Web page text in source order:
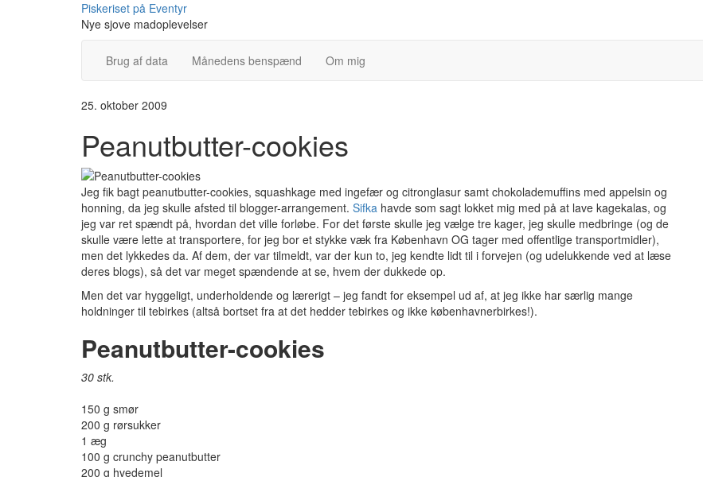
Piskeriset på Eventyr
Nye sjove madoplevelser
Brug af data Månedens benspænd Om mig
25. oktober 2009
Peanutbutter-cookies
Jeg fik bagt peanutbutter-cookies, squashkage med ingefær og citronglasur samt chokolademuffins med appelsin og
honning, da jeg skulle afsted til blogger-arrangement. Sifka havde som sagt lokket mig med på at lave kagekalas, og
jeg var ret spændt på, hvordan det ville forløbe. For det første skulle jeg vælge tre kager, jeg skulle medbringe (og de
skulle være lette at transportere, for jeg bor et stykke væk fra København OG tager med offentlige transportmidler),
men det lykkedes da. Af dem, der var tilmeldt, var der kun to, jeg kendte lidt til i forvejen (og udelukkende ved at læse
deres blogs), så det var meget spændende at se, hvem der dukkede op.
Men det var hyggeligt, underholdende og lærerigt – jeg fandt for eksempel ud af, at jeg ikke har særlig mange
holdninger til tebirkes (altså bortset fra at det hedder tebirkes og ikke københavnerbirkes!).
Peanutbutter-cookies
30 stk.
150 g smør
200 g rørsukker
1 æg
100 g crunchy peanutbutter
200 g hvedemel